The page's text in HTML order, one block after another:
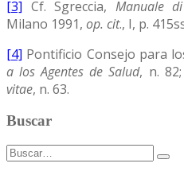
[3] Cf. Sgreccia, Manuale
Milano 1991, op. cit., I, p.
[4] Pontificio Consejo para
a los Agentes de Salud, n.
vitae, n. 63.
Buscar
Buscar: